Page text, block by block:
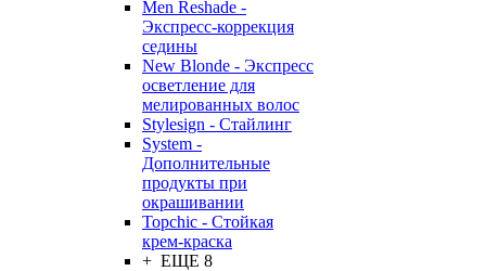
Men Reshade -
Экспресс-коррекция
седины
New Blonde - Экспресс
осветление для
мелированных волос
Stylesign - Стайлинг
System -
Дополнительные
продукты при
окрашивании
Topchic - Стойкая
крем-краска
+ ЕЩЕ 8